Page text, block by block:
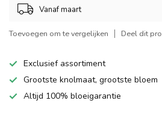
Vanaf maart
Toevoegen om te vergelijken Deel dit
Exclusief assortiment
Grootste knolmaat, grootste bloem
Altijd 100% bloeigarantie